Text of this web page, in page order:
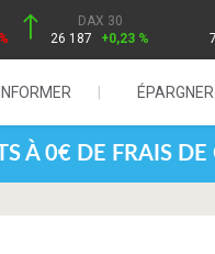
DAX 30
26 187
+0,23 %
ÉPARGNER
À 0€ DE FRAIS DE